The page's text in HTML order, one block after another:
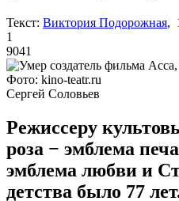
Текст: Виктория Подорожная,
1
9041
Фото: kino-teatr.ru
Сергей Соловьев
Режиссеру
роза − эмблема
эмблема любви и
детства было 77